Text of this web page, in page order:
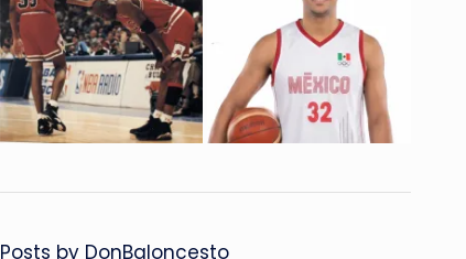
Posts by DonBaloncesto